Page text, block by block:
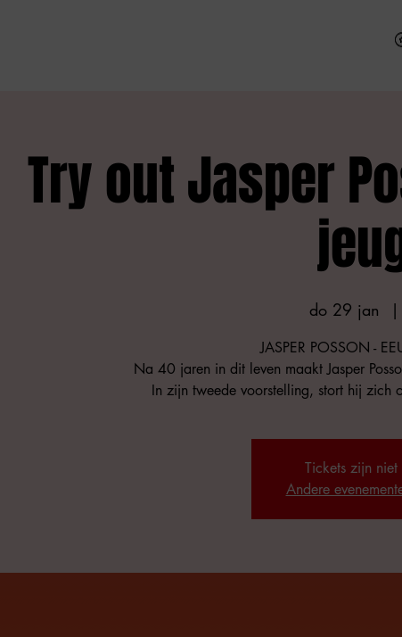
Try out Jasper
do 29 jan
  |
JASPER POSSON -
Na 40 jaren in dit leven maakt Jasper
In zijn tweede voorstelling, stort hij zich
Tickets zijn
Andere